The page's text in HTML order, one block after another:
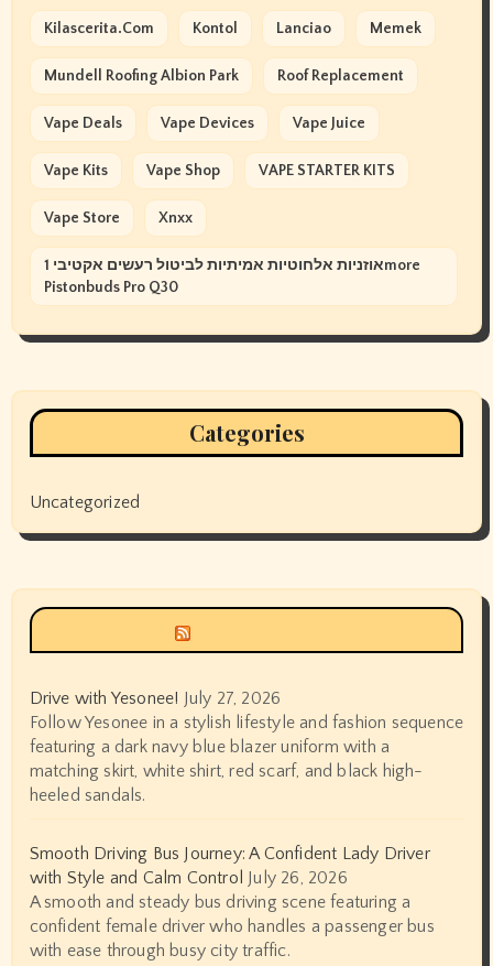
Kilascerita.com Kontol Lanciao Memek
Mundell Roofing Albion Park Roof Replacement
Vape Deals Vape Devices Vape Juice
Vape Kits Vape Shop VAPE STARTER KITS
Vape Store Xnxx
אוזניות אלחוטיות אמיתיות לביטול רעשים אקטיבי 1more
Pistonbuds Pro Q30
Categories
Uncategorized
Drive with Yesonee! July 27, 2026
Follow Yesonee in a stylish lifestyle and fashion sequence
featuring a dark navy blue blazer uniform with a
matching skirt, white shirt, red scarf, and black high-
heeled sandals.
Smooth Driving Bus Journey: A Confident Lady Driver
with Style and Calm Control July 26, 2026
A smooth and steady bus driving scene featuring a
confident female driver who handles a passenger bus
with ease through busy city traffic.